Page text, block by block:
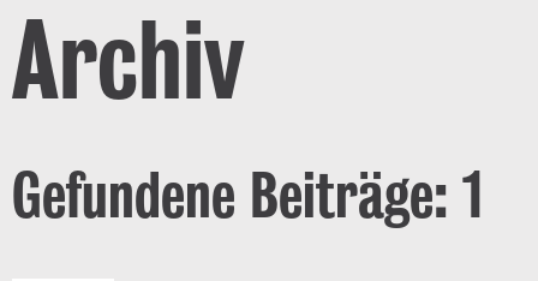
Archiv
Gefundene Beiträge: 1